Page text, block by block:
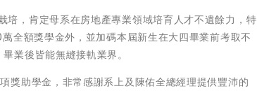
，肯定母系在房地產專業領域培育人才不遺餘力，特
全額獎學金外，並加碼本屆新生在大四畢業前考取不
業後皆能無縫接軌業界。
獎助學金，非常感謝系上及陳佑全總經理提供豐沛的